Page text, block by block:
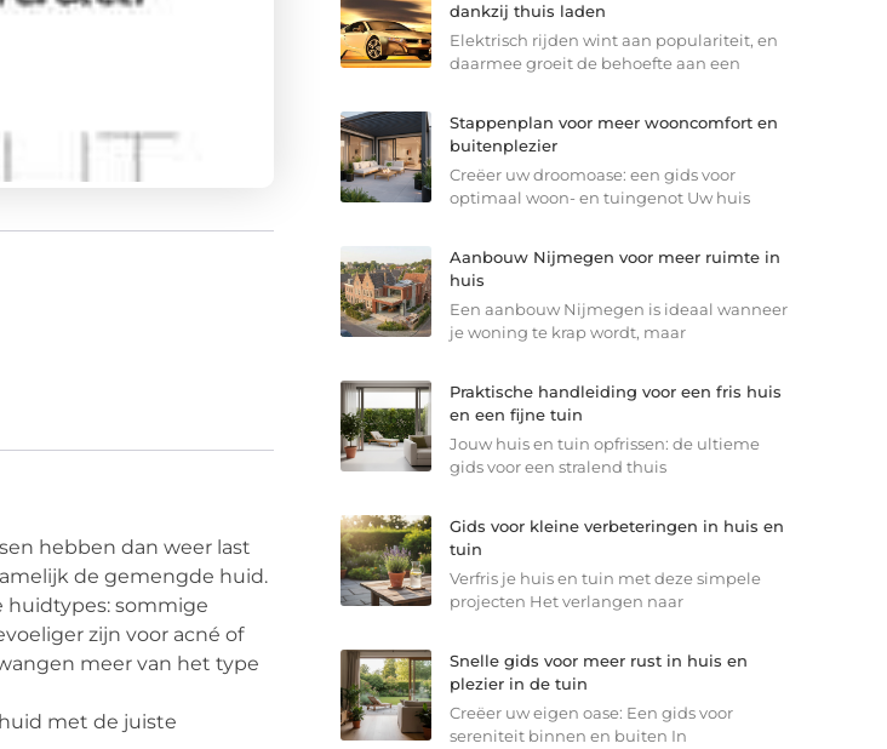
hebben dan weer last
de gemengde huid.
sommige
zijn voor acné of
meer van het type
dankzij thuis laden
Elektrisch rijden wint aan populariteit, en
daarmee groeit de behoefte aan een
Stappenplan voor meer wooncomfort en
buitenplezier
Creëer uw droomoase: een gids voor
optimaal woon- en tuingenot Uw huis
Aanbouw Nijmegen voor meer ruimte in
huis
Een aanbouw Nijmegen is ideaal wanneer
je woning te krap wordt, maar
Praktische handleiding voor een fris huis
en een fijne tuin
Jouw huis en tuin opfrissen: de ultieme
gids voor een stralend thuis
Gids voor kleine verbeteringen in huis en
tuin
Verfris je huis en tuin met deze simpele
projecten Het verlangen naar
Snelle gids voor meer rust in huis en
plezier in de tuin
Creëer uw eigen oase: Een gids voor
sereniteit binnen en buiten In